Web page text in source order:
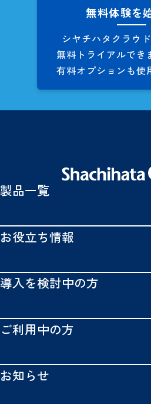
無料体験を
シヤチハタクラウ
無料トライアルでき
有料オプションも使
製品一覧
お役立ち情報
導入を検討中の方
ご利用中の方
お知らせ